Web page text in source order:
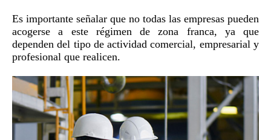
Es importante señalar que no todas las empresas pueden
acogerse a este régimen de zona franca, ya que
dependen del tipo de actividad comercial, empresarial y
profesional que realicen.